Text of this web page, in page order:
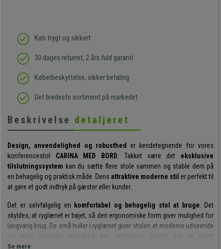
Køb trygt og sikkert
30 dages returret, 2 års fuld garanti
Køberbeskyttelse, sikker betaling
Det bredeste sortiment på markedet
Beskrivelse detaljeret
Design, anvendelighed og robusthed
er kendetegnende for vores
konferencestol CARINA MED BORD . Takket være det eksklusive
tilslutningssystem kan du sætte flere stole sammen og stable dem på
en behagelig og praktisk måde. Dens attraktive moderne stil er perfekt til
at gøre et godt indtryk på gæster eller kunder.
Det er selvfølgelig en komfortabel og behagelig stol at bruge . Det
skyldes, at ryglænet er bøjet, så den ergonomiske form giver mulighed for
langvarig brug. De små huller i ryglænet giver stolen et moderne udseende
og giver samtidig mulighed for ventilation. Sædet har et bredt
overfladeareal, som gør det
Se mere